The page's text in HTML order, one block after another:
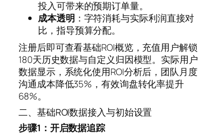
投入可带来的预期订单量。
成本透明 ：字符消耗与实际利润直接对
比，指导预算分配。
注册后即可查看基础ROI概览，充值用户解锁
180天历史数据与自定义归因模型。实际用户
数据显示，系统化使用ROI分析后，团队月度
沟通成本降低35%，有效询盘转化率提升
68%。
二、基础ROI数据接入与初始设置
步骤1：开启数据追踪